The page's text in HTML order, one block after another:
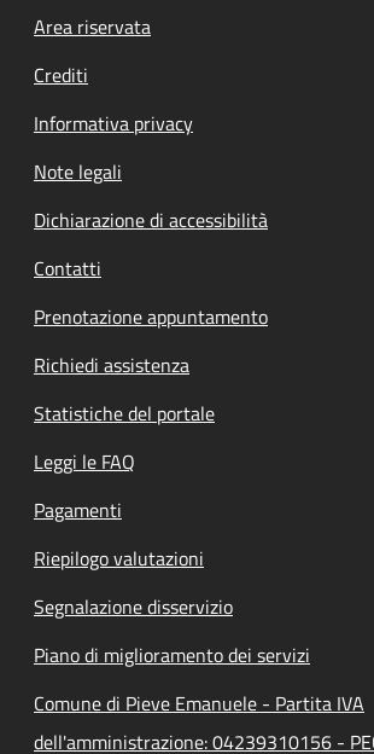
Footer menu
Area riservata
Crediti
Informativa privacy
Note legali
Dichiarazione di accessibilità
Contatti
Prenotazione appuntamento
Richiedi assistenza
Statistiche del portale
Leggi le FAQ
Pagamenti
Riepilogo valutazioni
Segnalazione disservizio
Piano di miglioramento dei servizi
Comune di Pieve Emanuele - Partita IVA
dell'amministrazione: 04239310156 -